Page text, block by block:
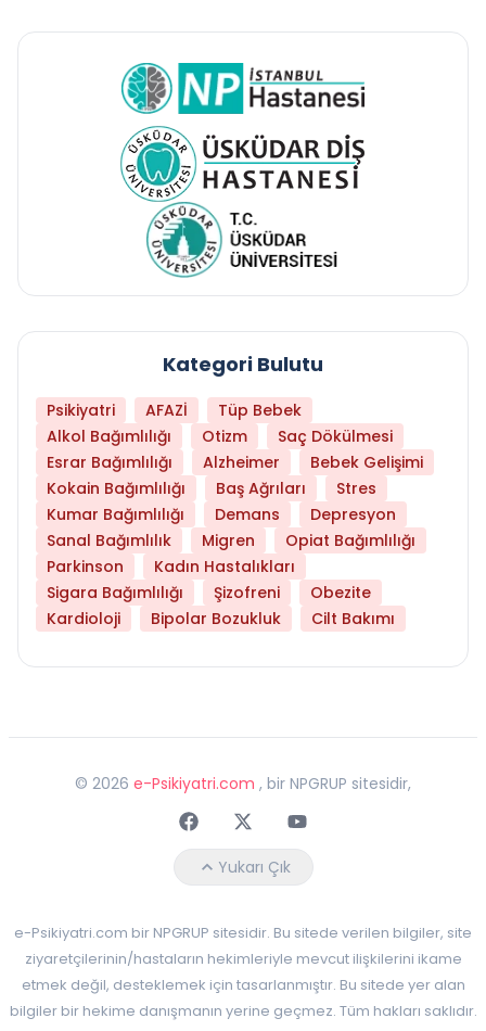
Kategori Bulutu
Psikiyatri AFAZİ
Tüp Bebek
Alkol Bağımlılığı
Otizm
Saç Dökülmesi
Esrar Bağımlılığı
Alzheimer
Bebek Gelişimi
Kokain Bağımlılığı
Baş Ağrıları
Stres
Kumar Bağımlılığı
Demans
Depresyon
Sanal Bağımlılık
Migren
Opiat Bağımlılığı
Parkinson
Kadın Hastalıkları
Sigara Bağımlılığı
Şizofreni
Obezite
Kardioloji
Bipolar Bozukluk Cilt Bakımı
© 2026 e-Psikiyatri.com , bir NPGRUP sitesidir,
FaceebokTwitterYoutube
Yukarı Çık
e-Psikiyatri.com bir NPGRUP sitesidir. Bu sitede verilen bilgiler, site
ziyaretçilerinin/hastaların hekimleriyle mevcut ilişkilerini ikame
etmek değil, desteklemek için tasarlanmıştır. Bu sitede yer alan
bilgiler bir hekime danışmanın yerine geçmez. Tüm hakları saklıdır.